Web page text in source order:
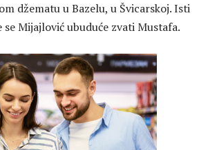
džematu u Bazelu, u Švicarskoj. Isti
Mijajlović ubuduće zvati Mustafa.